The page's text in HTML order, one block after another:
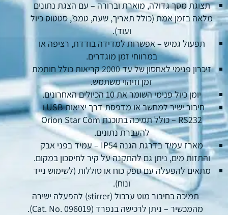
תצוגת מסך גדולה, מוארת וברורה – עם הצגת נתונים
מלאה בזמן אמת (כולל תאריך, שעה, טמפ’, סטטוס כיול
ועוד).
תפעול גמיש – אפשרות למדידה בודדת, רציפה או
במרווחי זמן מוגדרים.
זיכרון פנימי לאחסון של עד 2000 קריאות כולל חותמת
זמן וזיהוי משתמש.
יומן כיול פנימי השומר את 10 הכיולים האחרונים.
חיבור ישיר למחשב או מדפסת דרך יציאות USB ו-
RS232 – כולל תמיכה בתוכנת Orion Star Com
להעברת נתונים.
מארז עמיד בדרגת הגנה IP54 – עמיד בפני אבק
והתזות מים, ניתן גם להתקנה על קיר לחיסכון במקום.
מתאים להפעלה עם ספק כוח או סוללות (לשימוש נייד
ונוח).
תמיכה בחיבור מוט ערבול (stirrer) להפעלה ישירה
מהמכשיר – ניתן לרכישה בנפרד (Cat. No. 096019).